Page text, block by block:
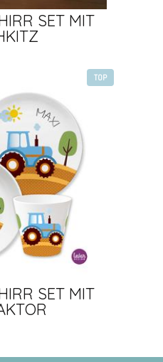
SET MIT
TOP
SET MIT